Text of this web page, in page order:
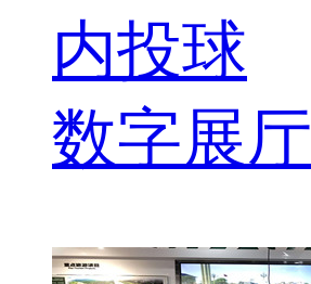
内投球
数字展厅